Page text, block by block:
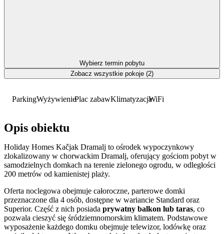
ParkingWyżywieniePlac zabawKlimatyzacjaWiFi
Opis obiektu
Holiday Homes Kačjak Dramalj to ośrodek wypoczynkowy
zlokalizowany w chorwackim Dramalj, oferujący gościom pobyt w
samodzielnych domkach na terenie zielonego ogrodu, w odległości
200 metrów od kamienistej plaży.
Oferta noclegowa obejmuje całoroczne, parterowe domki
przeznaczone dla 4 osób, dostępne w wariancie Standard oraz
Superior. Część z nich posiada prywatny balkon lub taras, co
pozwala cieszyć się śródziemnomorskim klimatem. Podstawowe
wyposażenie każdego domku obejmuje telewizor, lodówkę oraz
Wybierz termin pobytu
Zobacz wszystkie pokoje (2)